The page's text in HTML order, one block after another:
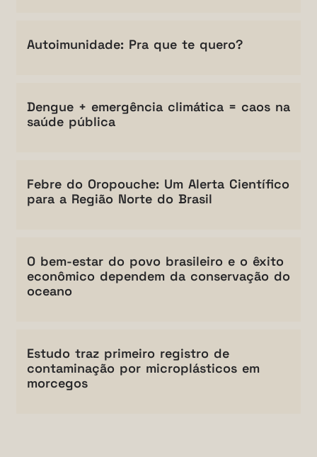
Autoimunidade: Pra que te quero?
Dengue + emergência climática = caos na
saúde pública
Febre do Oropouche: Um Alerta Científico
para a Região Norte do Brasil
O bem-estar do povo brasileiro e o êxito
econômico dependem da conservação do
oceano
Estudo traz primeiro registro de
contaminação por microplásticos em
morcegos